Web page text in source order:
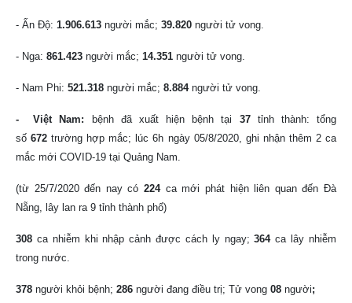
- Ấn Độ: 1.906.613 người mắc; 39.820 người tử vong.
- Nga: 861.423 người mắc; 14.351 người tử vong.
- Nam Phi: 521.318 người mắc; 8.884người tử vong.
- Việt Nam: bệnh đã xuất hiện bệnh tại 37tỉnh thành:
tổng
số 672trường hợp mắc; lúc 6h ngày 05/8/2020, ghi nhận thêm 2 ca
mắc mới COVID-19 tại Quảng Nam.
(từ 25/7/2020 đến nay có224ca mới phát hiện liên quan đến Đà
Nẵng, lây lan ra 9 tỉnh thành phố)
308 ca nhiễm khi nhập cảnh được cách ly ngay;364ca lây nhiễm
trong nước.
378 người khỏi bệnh; 286 người đang điều trị; Tử vong 08 người;